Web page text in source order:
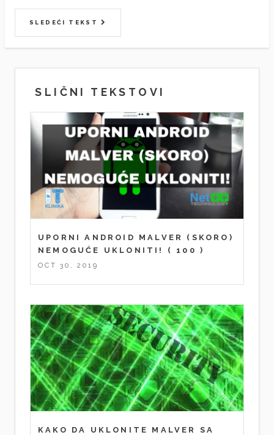
SLEDEĆI TEKST
SLIČNI TEKSTOVI
UPORNI ANDROID MALVER (SKORO)
NEMOGUĆE UKLONITI!
( 100 )
OCT 30, 2019
KAKO DA UKLONITE MALVER SA